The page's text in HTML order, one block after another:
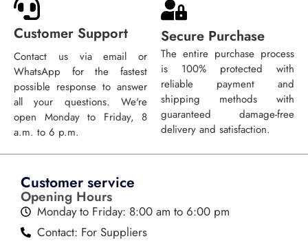
Customer Support
Contact us via email or
WhatsApp for the fastest
possible response to answer
all your questions. We're
open Monday to Friday, 8
a.m. to 6 p.m.
Secure Purchase
The entire purchase process
is 100% protected with
reliable payment and
shipping methods with
guaranteed damage-free
delivery and satisfaction.
Customer service
Opening Hours
Monday to Friday: 8:00 am to 6:00 pm
Contact: For Suppliers